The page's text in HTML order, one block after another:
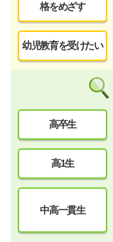
格をめざす
幼児教育を受けたい
高卒生
高1生
中高一貫生